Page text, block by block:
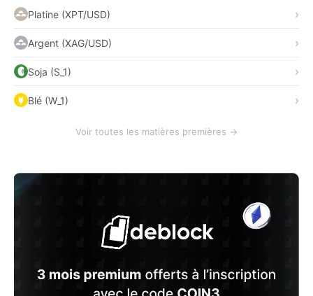
Platine (XPT/USD)
Argent (XAG/USD)
Soja (S_1)
Blé (W_1)
Voir toutes les matières premières →